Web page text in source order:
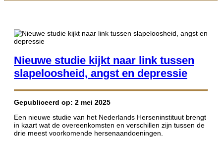
Nieuwe studie kijkt naar link tussen
slapeloosheid, angst en depressie
Gepubliceerd op: 2 mei 2025
Een nieuwe studie van het Nederlands Herseninstituut brengt
in kaart wat de overeenkomsten en verschillen zijn tussen de
drie meest voorkomende hersenaandoeningen.